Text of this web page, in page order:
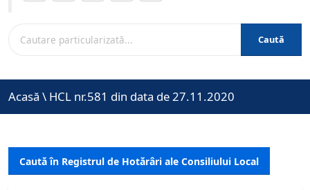
Caută
Acasă \ HCL nr.581 din data de 27.11.2020
Caută în Registrul de Hotărâri ale Consiliului Local